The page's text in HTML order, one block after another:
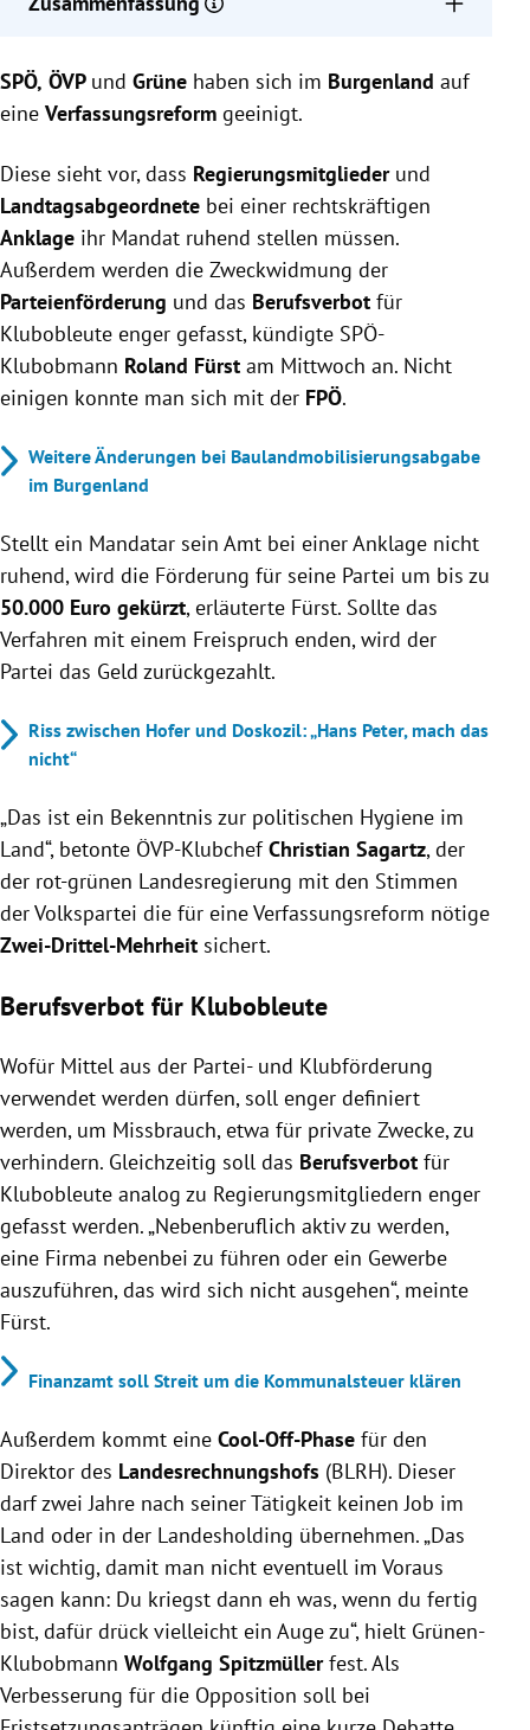
auf eine Verfassungsreform, die Mandatare bei
rechtskräftiger Anklage zwingt, ihr Amt ruhend zu
Parteienförderung wird gekürzt, wenn Mandatare
trotz Anklage im Amt bleiben, und Regeln zur
Parteien- und Klubförderung sowie Berufsverbote
werden verschärft.
Die FPÖ lehnt die Reform ab, da ihre Forderungen
nach Cool-Off-Phasen für Regierungsmitglieder und
Rederecht für den Landesrechnungshofdirektor
nicht umgesetzt werden.
SPÖ, ÖVP und Grüne haben sich im Burgenland auf
eine Verfassungsreform geeinigt.
Diese sieht vor, dass Regierungsmitglieder und
Landtagsabgeordnete bei einer rechtskräftigen
Anklage ihr Mandat ruhend stellen müssen.
Außerdem werden die Zweckwidmung der
Parteienförderung und das Berufsverbot für
Klubobleute enger gefasst, kündigte SPÖ-
Klubobmann Roland Fürst am Mittwoch an. Nicht
einigen konnte man sich mit der FPÖ.
Weitere Änderungen bei Baulandmobilisierungsabgabe
im Burgenland
Stellt ein Mandatar sein Amt bei einer Anklage nicht
ruhend, wird die Förderung für seine Partei um bis zu
50.000 Euro gekürzt, erläuterte Fürst. Sollte das
Verfahren mit einem Freispruch enden, wird der
Partei das Geld zurückgezahlt.
Riss zwischen Hofer und Doskozil: „Hans Peter, mach das
nicht“
„Das ist ein Bekenntnis zur politischen Hygiene im
Land“, betonte ÖVP-KlubchefChristian Sagartz, der
der rot-grünen Landesregierung mit den Stimmen
der Volkspartei die für eine Verfassungsreform nötige
Zwei-Drittel-Mehrheit sichert.
Berufsverbot für Klubobleute
Wofür Mittel aus der Partei- und Klubförderung
verwendet werden dürfen, soll enger definiert
werden, um Missbrauch, etwa für private Zwecke, zu
verhindern. Gleichzeitig soll das Berufsverbot für
Klubobleute analog zu Regierungsmitgliedern enger
gefasst werden. „Nebenberuflich aktiv zu werden,
eine Firma nebenbei zu führen oder ein Gewerbe
auszuführen, das wird sich nicht ausgehen“, meinte
Fürst.
Finanzamt soll Streit um die Kommunalsteuer klären
Außerdem kommt eine Cool-Off-Phase für den
Direktor des Landesrechnungshofs (BLRH). Dieser
darf zwei Jahre nach seiner Tätigkeit keinen Job im
Land oder in der Landesholding übernehmen. „Das
ist wichtig, damit man nicht eventuell im Voraus
sagen kann: Du kriegst dann eh was, wenn du fertig
bist, dafür drück vielleicht ein Auge zu“, hielt Grünen-
Klubobmann Wolfgang Spitzmüllerfest. Als
Verbesserung für die Opposition soll bei